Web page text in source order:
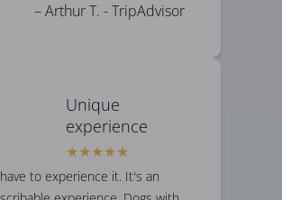
– Arthur T. - TripAdvisor
Unique
experience
to experience it. It's an